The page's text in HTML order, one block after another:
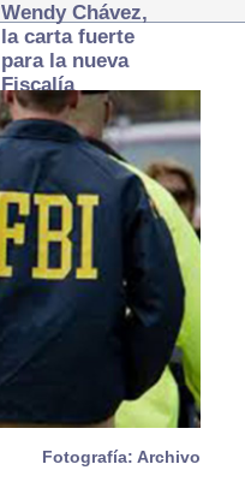
Wendy Chávez,
la carta fuerte
para la nueva
Fiscalía
autónoma
Fotografía: Archivo